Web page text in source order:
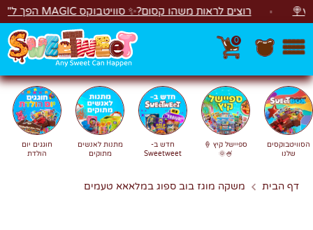
דלג רוצים לראות משהו קסום?✨ סוויטבוקס MAGIC הפך ל"מכונת משחקים"! 🎁🕹️
0
חפשחיפוש
הסוויטבוקסים
שלנו
ספיישל קיץ 🍦
🍧🌞
חדש ב-
Sweetweet
מתנות לאנשים
מתוקים
חוגגים יום
הולדת
דף הבית משקה מוגז בוב ספוג במלאאא טעמים